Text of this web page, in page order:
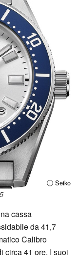
ⓘ Seiko
cassa
da 41,7
Calibro
circa 41 ore. I suoi